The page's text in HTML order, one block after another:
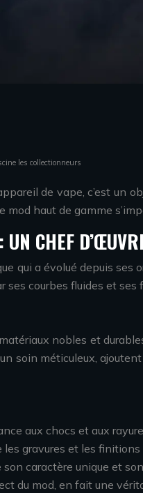
les collectionneurs
de vape, c’est un
haut de gamme
UN CHEF
qui a évolué depuis
ses courbes fluides et
nobles et
soin méticuleux,
aux chocs et aux
gravures et les
caractère unique et
du mod, en fait une